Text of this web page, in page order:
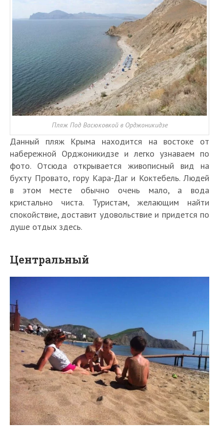
Пляж Под Васюковкой в Орджоникидзе
Данный пляж Крыма находится на востоке от
набережной Орджоникидзе и легко узнаваем по
фото. Отсюда открывается живописный вид на
бухту Провато, гору Кара-Даг и Коктебель. Людей
в этом месте обычно очень мало, а вода
кристально чиста. Туристам, желающим найти
спокойствие, доставит удовольствие и придется по
душе отдых здесь.
Центральный